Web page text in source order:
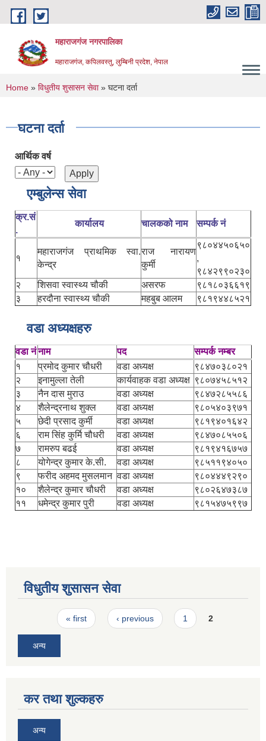
Skip to main content
महाराजगंज नगरपालिका
महाराजगंज, कपिलवस्तु, लुम्बिनी प्रदेश, नेपाल
You are here
Home » विधुतीय शुसासन सेवा» घटना दर्ता
घटना दर्ता
आर्थिक वर्ष
एम्बुलेन्स सेवा
क्र.सं
.
कार्यालय चालकको नाम सम्पर्क नं
१
महाराजगंज प्राथमिक स्वा.
केन्द्र
राज नारायण
कुर्मी
९८०४४५०६५०
,
९८४२९९०२३०
२
शिसवा स्वास्थ्य चौकी असरफ
९८१८०३६६१९
३
हरदौना स्वास्थ्य चौकी महबुब आलम ९८१९४४८५२१
वडा अध्यक्षहरु
वडा नंनाम पद
सम्पर्क नम्बर
१
प्रमोद कुमार चौधरी वडा अध्यक्ष
९८४७०३८०२१
२
इनामुल्ला तेली कार्यवाहक वडा अध्यक्ष ९८०७४५८५१२
३
नैन दास मुराउ वडा अध्यक्ष
९८४७२८५५८६
४
शैलेन्द्रनाथ शुक्ल वडा अध्यक्ष
९८०५४०३९७१
५
छेदी प्रसाद कुर्मी वडा अध्यक्ष
९८१९४०१६४२
६
राम सिंह कुर्मि चौधरी वडा अध्यक्ष
९८४७०८५५०६
७
रामरुप बढई वडा अध्यक्ष
९८१९४१६७५७
८
योगेन्द्र कुमार के.सी. वडा अध्यक्ष
९८५११९४०५०
९
फरीद अहमद मुसलमान वडा अध्यक्ष
९८०४४४९२९०
१०
शैलेन्द्र कुमार चौधरी वडा अध्यक्ष
९८०२६४७३८७
११
धमेन्द्र कुमार पुरी वडा अध्यक्ष ९८१५४७५९९७
विधुतीय शुसासन सेवा
Pages« first ‹ previous 1 2
अन्य
कर तथा शुल्कहरु
अन्य